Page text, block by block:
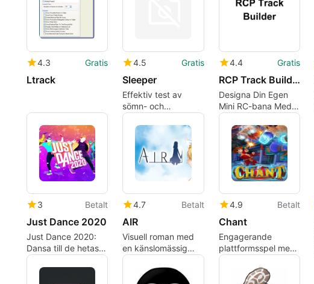
4.3 Gratis
Ltrack
4.5 Gratis
Sleeper
Effektiv test av
sömn- och
vilotillstånd
4.4 Gratis
RCP Track Builder
Designa Din Egen
Mini RC-bana Med
RCP Track Builder
3 Betalt
Just Dance 2020
Just Dance 2020:
Dansa till de hetaste
låtarna
4.7 Betalt
AIR
Visuell roman med
en känslomässig
historia
4.9 Betalt
Chant
Engagerande
plattformsspel med
mystiska inslag